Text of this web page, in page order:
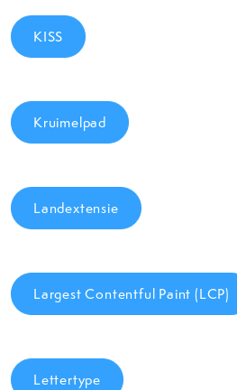
KISS
Kruimelpad
Landextensie
Largest Contentful Paint (LCP)
Lettertype